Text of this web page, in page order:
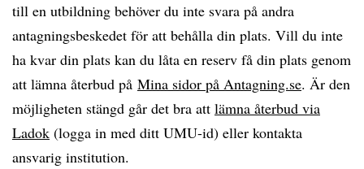
till en utbildning behöver du inte svara på andra
antagningsbeskedet för att behålla din plats. Vill du inte
ha kvar din plats kan du låta en reserv få din plats genom
att lämna återbud på Mina sidor på Antagning.se. Är den
möjligheten stängd går det bra att lämna återbud via
Ladok (logga in med ditt UMU-id) eller kontakta
ansvarig institution.